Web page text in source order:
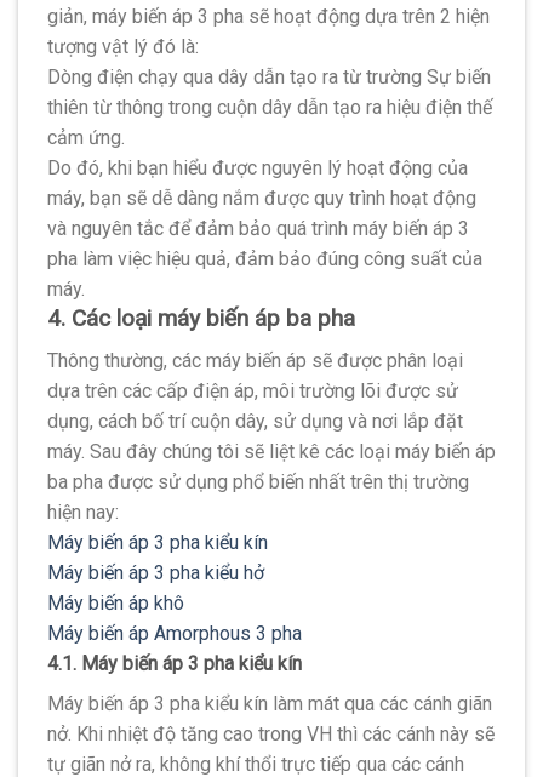
giản, máy biến áp 3 pha sẽ hoạt động dựa trên 2 hiện
tượng vật lý đó là:
Dòng điện chạy qua dây dẫn tạo ra từ trường Sự biến
thiên từ thông trong cuộn dây dẫn tạo ra hiệu điện thế
cảm ứng.
Do đó, khi bạn hiểu được nguyên lý hoạt động của
máy, bạn sẽ dễ dàng nắm được quy trình hoạt động
và nguyên tắc để đảm bảo quá trình máy biến áp 3
pha làm việc hiệu quả, đảm bảo đúng công suất của
máy.
4. Các loại máy biến áp ba pha
Thông thường, các máy biến áp sẽ được phân loại
dựa trên các cấp điện áp, môi trường lõi được sử
dụng, cách bố trí cuộn dây, sử dụng và nơi lắp đặt
máy. Sau đây chúng tôi sẽ liệt kê các loại máy biến áp
ba pha được sử dụng phổ biến nhất trên thị trường
hiện nay:
Máy biến áp 3 pha kiểu kín
Máy biến áp 3 pha kiểu hở
Máy biến áp khô
Máy biến áp Amorphous 3 pha
4.1. Máy biến áp 3 pha kiểu kín
Máy biến áp 3 pha kiểu kín làm mát qua các cánh giãn
nở. Khi nhiệt độ tăng cao trong VH thì các cánh này sẽ
tự giãn nở ra, không khí thổi trực tiếp qua các cánh